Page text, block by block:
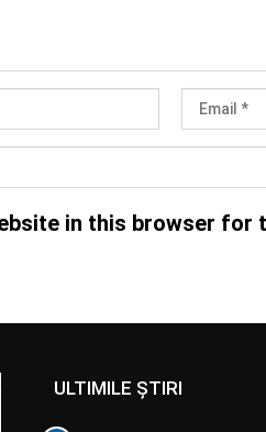
in this browser for
ULTIMILE ȘTIRI